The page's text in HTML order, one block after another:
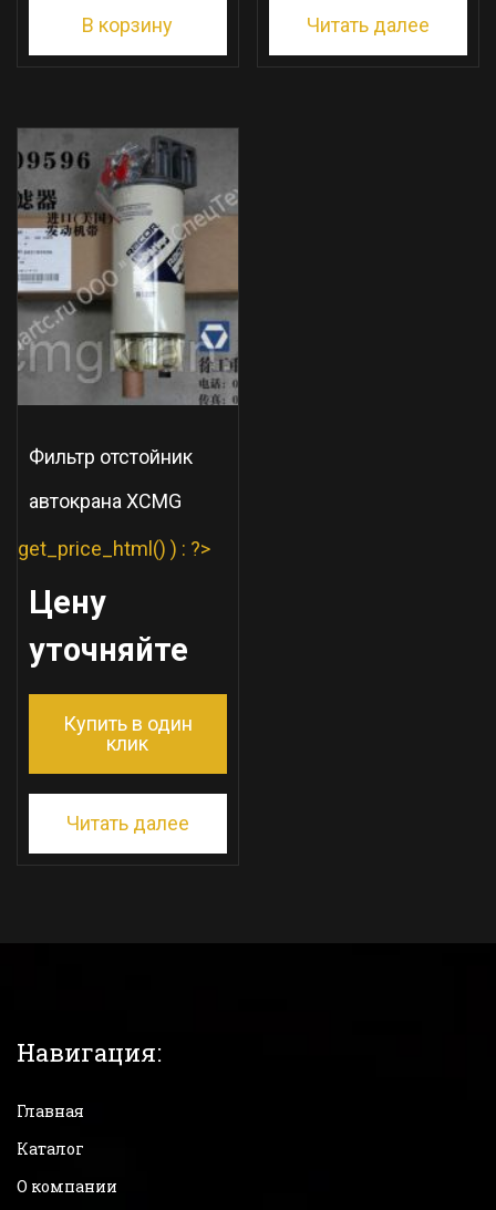
В корзину Читать далее
Фильтр отстойник
автокрана XCMG
get_price_html() ) : ?>
Цену
уточняйте
Купить в один
клик
Читать далее
Навигация:
Главная
Каталог
О компании